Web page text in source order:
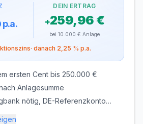
p.a.
DEIN ERTRAG
+259,96 €
bei 10.000 € Anlage
· danach 2,25 % p.a.
ersten Cent bis 250.000 €
Anlagesumme
nötig, DE-Referenzkonto